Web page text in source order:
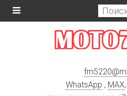
fm5220@
WhatsApp , MAX,